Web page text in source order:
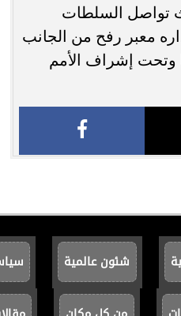
تواصل السلطات
معبر رفح من الجانب
وتحت إشراف الأمم
شئون عالمية